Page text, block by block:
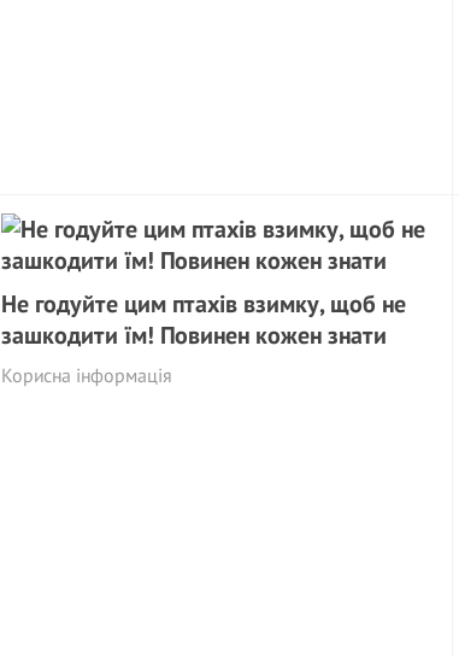
Не годуйте цим птахів взимку, щоб не
зашкодити їм! Повинен кожен знати
Корисна інформація